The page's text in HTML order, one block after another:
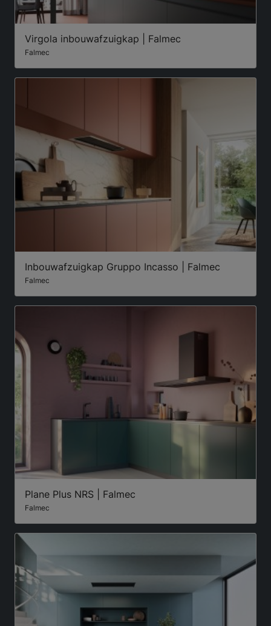
Virgola inbouwafzuigkap | Falmec
Falmec
Inbouwafzuigkap Gruppo Incasso | Falmec
Falmec
Plane Plus NRS | Falmec
Falmec